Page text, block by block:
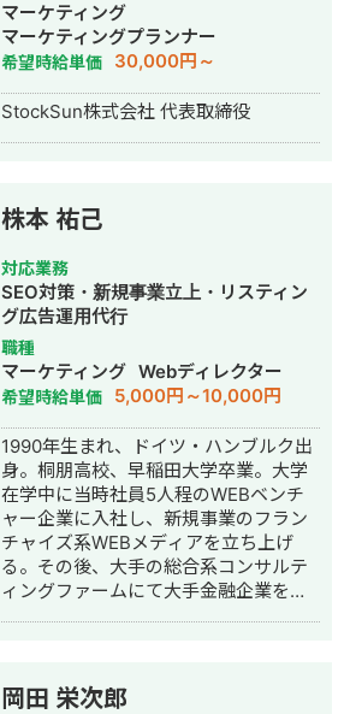
げ・ECサイト構築・ネットショップ作
成代行・SEO対策・新規事業立上・
SNS運用代行・ホームページ制作・作
成・リスティング広告運用代行・動画
制作・動画編集
マーケティング
マーケティングプランナー
希望時給単価 30,000円～
StockSun株式会社 代表取締役
株本 祐己
対応業務
SEO対策・新規事業立上・リスティン
グ広告運用代行
職種
マーケティング Webディレクター
希望時給単価 5,000円～10,000円
1990年生まれ、ドイツ・ハンブルク出
身。桐朋高校、早稲田大学卒業。大学
在学中に当時社員5人程のWEBベンチ
ャー企業に入社し、新規事業のフラン
チャイズ系WEBメディアを立ち上げ
る。その後、大手の総合系コンサルテ
ィングファームにて大手金融企業を顧
岡田 栄次郎